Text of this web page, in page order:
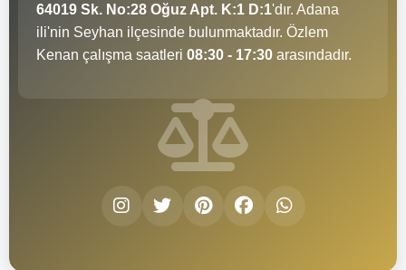
64019 Sk. No:28 Oğuz Apt. K:1 D:1'dır. Adana
ili'nin Seyhan ilçesinde bulunmaktadır. Özlem
Kenan çalışma saatleri 08:30 - 17:30 arasındadır.